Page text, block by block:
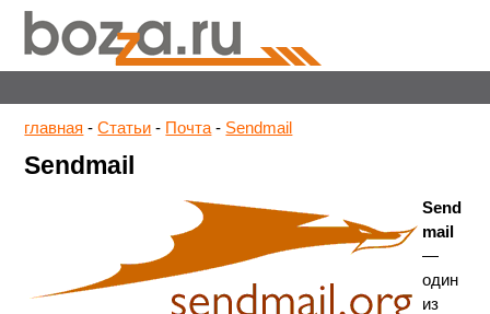
главная -Статьи - Почта - Sendmail
Sendmail
Send
mail
—
один
из